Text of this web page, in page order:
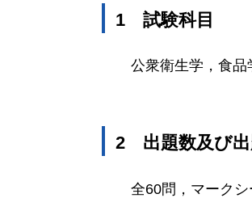
1 試験科目
公衆衛生学，食
2 出題数及び
全60問，マーク